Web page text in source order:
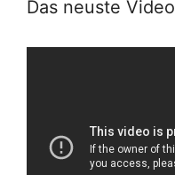
Das neuste Video